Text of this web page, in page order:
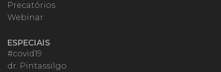
Precatórios
Webinar
ESPECIAIS
#covid19
dr. Pintassilgo